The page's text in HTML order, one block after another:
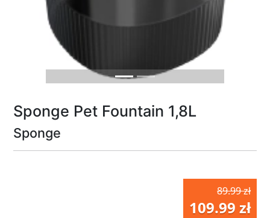
Sponge Pet Fountain 1,8L
Sponge
89.99 zł
109.99 zł